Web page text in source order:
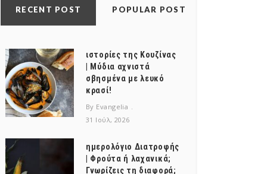
RECENT POST POPULAR POST
ιστορίες της Κουζίνας
| Μύδια αχνιστά
σβησμένα με λευκό
κρασί!
By Evangelia
31 Ιούλ, 2026
ημερολόγιο Διατροφής
| Φρούτα ή λαχανικά;
Γνωρίζεις τη διαφορά;